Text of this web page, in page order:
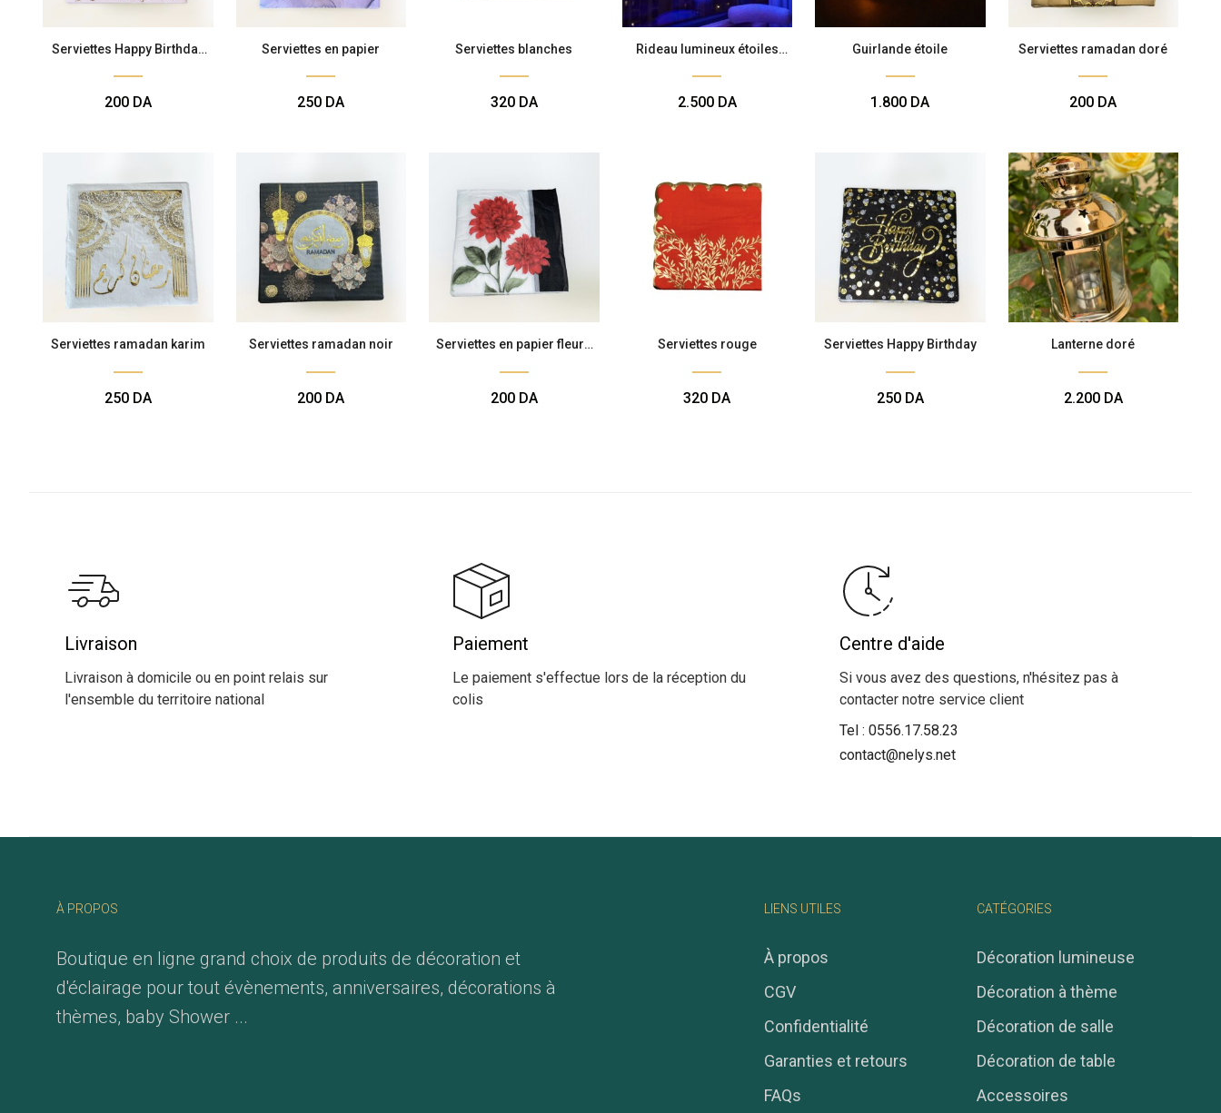
Serviettes Happy Birthday
200 DA
Serviettes en papier
250 DA
Serviettes blanches
320 DA
Rideau lumineux étoiles
2.500 DA
Guirlande étoile
1.800 DA
Serviettes ramadan doré
200 DA
Serviettes ramadan karim
250 DA
Serviettes ramadan noir
200 DA
Serviettes en papier fleurs
200 DA
Serviettes rouge
320 DA
Serviettes Happy Birthday
250 DA
Lanterne doré
2.200 DA
Livraison
Livraison à domicile ou en point relais sur
l'ensemble du territoire national
Paiement
Le paiement s'effectue lors de la réception du
colis
Centre d'aide
Si vous avez des questions, n'hésitez pas à
contacter notre service client
Tel : 0556.17.58.23
contact@nelys.net
À PROPOS
Boutique en ligne grand choix de produits de décoration et
d'éclairage pour tout évènements, anniversaires, décorations à
thèmes, baby Shower ...
LIENS UTILES
À propos
CGV
Confidentialité
Garanties et retours
FAQs
CATÉGORIES
Décoration lumineuse
Décoration à thème
Décoration de salle
Décoration de table
Accessoires